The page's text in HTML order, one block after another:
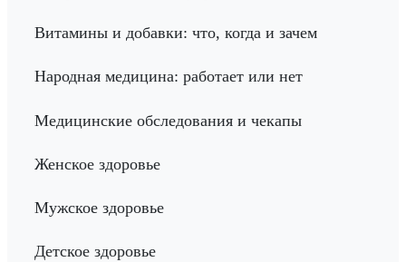
Витамины и добавки: что, когда и зачем
Народная медицина: работает или нет
Медицинские обследования и чекапы
Женское здоровье
Мужское здоровье
Детское здоровье